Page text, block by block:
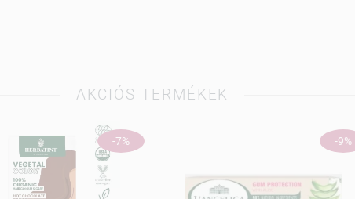
AKCIÓS TERMÉKEK
-7% -9%